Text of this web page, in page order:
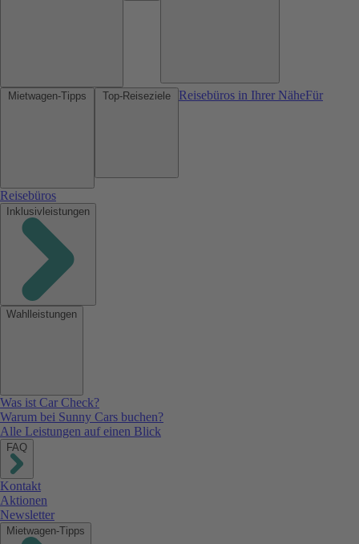
Reisebüros in Ihrer NäheFür
Reisebüros
Inklusivleistungen
Wahlleistungen
Was ist Car Check?
Warum bei Sunny Cars buchen?
Alle Leistungen auf einen Blick
FAQ
Kontakt
Aktionen
Newsletter
Mietwagen-Tipps